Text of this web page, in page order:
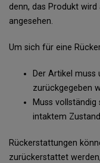
denn, das Produkt
angesehen.
Um sich für eine
Der Artikel muss
zurückgegeben
Muss vollständig
intaktem
Rückerstattungen
zurückerstattet